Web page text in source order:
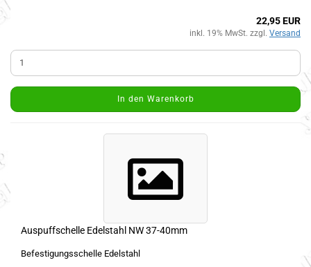
22,95 EUR
inkl. 19% MwSt. zzgl. Versand
In den Warenkorb
Auspuffschelle Edelstahl NW 37-40mm
Befestigungsschelle Edelstahl